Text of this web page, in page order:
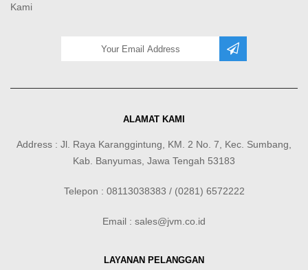
Kami
ALAMAT KAMI
Address : Jl. Raya Karanggintung, KM. 2 No. 7, Kec. Sumbang,
Kab. Banyumas, Jawa Tengah 53183
Telepon : 08113038383 / (0281) 6572222
Email : sales@jvm.co.id
LAYANAN PELANGGAN